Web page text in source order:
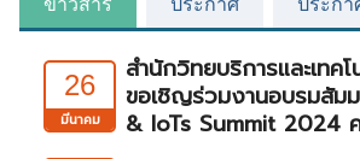
26
มีนาคม
สำนักวิทยบริการและเทค
ขอเชิญร่วมงานอบรมสัม
& IoTs Summit 2024